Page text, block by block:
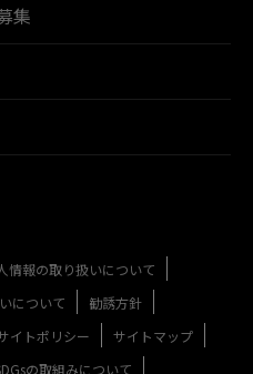
集
情報の取り扱いについて
について
勧誘方針
イトポリシー
サイトマップ
の取組みについて